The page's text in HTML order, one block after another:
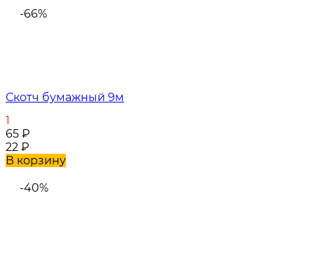
-66%
Скотч бумажный 9м
1
65 ₽
22 ₽
В корзину
-40%